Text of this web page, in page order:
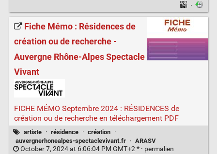
·
Fiche Mémo : Résidences de
création ou de recherche -
Auvergne Rhône-Alpes Spectacle
Vivant
FICHE MÉMO Septembre 2024 : RÉSIDENCES de
création ou de recherche en téléchargement PDF
artiste · résidence · création ·
auvergnerhonealpes-spectaclevivant.fr
· ARASV
October 7, 2024 at 6:06:04 PM GMT+2 * · permalien